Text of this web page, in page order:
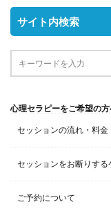
サイト内検索
心理セラピーをご希望の
セッションの流れ・料金
セッションをお断りする
ご予約について